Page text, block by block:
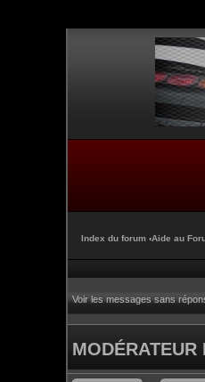
Index du forum ‹Aide au
Voir les messages sans
MODÉRATEUR